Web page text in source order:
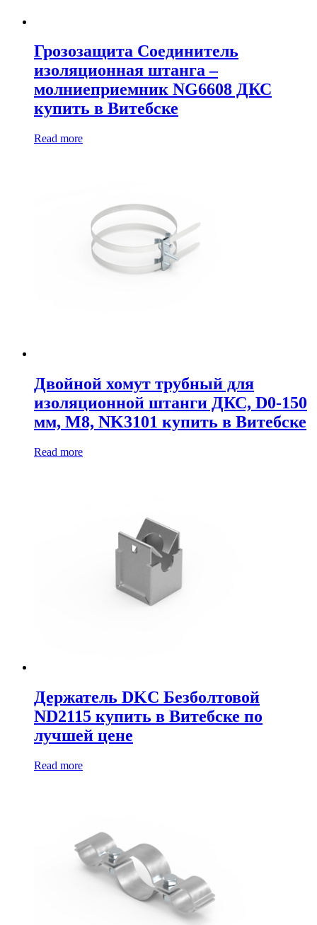
Грозозащита Соединитель
изоляционная штанга –
молниеприемник NG6608 ДКС
купить в Витебске
Read more
Двойной хомут трубный для
изоляционной штанги ДКС, D0-150
мм, M8, NK3101 купить в Витебске
Read more
Держатель DKC Безболтовой
ND2115 купить в Витебске по
лучшей цене
Read more